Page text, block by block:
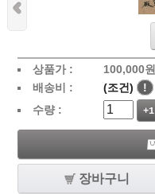
상품가 : 100,000원
배송비 :
(조건)
!
수량 :
+1
장바구니